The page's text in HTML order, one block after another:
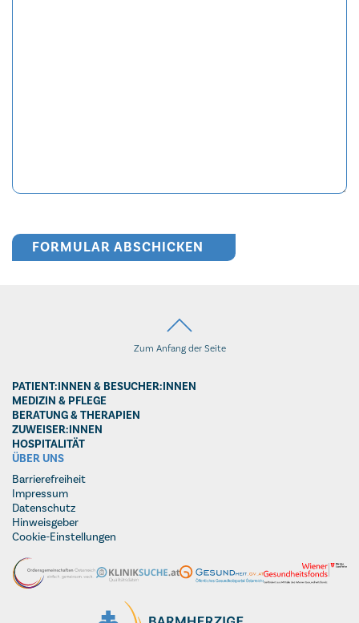
FORMULAR ABSCHICKEN
Zum Anfang der Seite
PATIENT:INNEN & BESUCHER:INNEN
MEDIZIN & PFLEGE
BERATUNG & THERAPIEN
ZUWEISER:INNEN
HOSPITALITÄT
ÜBER UNS
Barrierefreiheit
Impressum
Datenschutz
Hinweisgeber
Cookie-Einstellungen